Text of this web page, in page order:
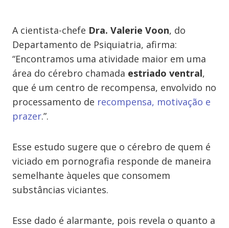
A cientista-chefe Dra. Valerie Voon, do
Departamento de Psiquiatria, afirma:
“Encontramos uma atividade maior em uma
área do cérebro chamada estriado ventral,
que é um centro de recompensa, envolvido no
processamento de recompensa, motivação e
prazer.”.
Esse estudo sugere que o cérebro de quem é
viciado em pornografia responde de maneira
semelhante àqueles que consomem
substâncias viciantes.
Esse dado é alarmante, pois revela o quanto a